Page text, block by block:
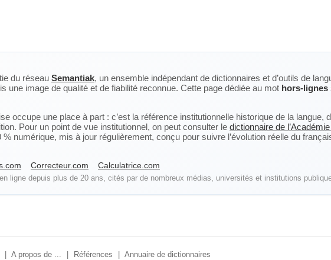
du réseau Semantiak, un ensemble indépendant de dictionnaires et d’outils de
une image de qualité et de fiabilité reconnue. Cette page dédiée au mot hors-lignes
occupe une place à part : c’est la référence institutionnelle historique de la langue,
Pour un point de vue institutionnel, on peut consulter le dictionnaire de
numérique, mis à jour régulièrement, conçu pour suivre l’évolution réelle du
Correcteur.com Calculatrice.com
ligne depuis plus de 20 ans, cités par de nombreux médias, universités et institutions
A propos de ... Références Annuaire de dictionnaires